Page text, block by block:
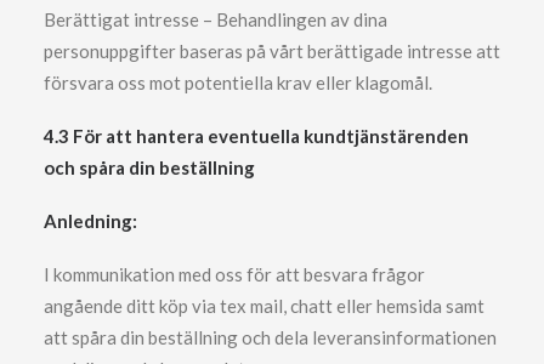
Berättigat intresse – Behandlingen av dina
personuppgifter baseras på vårt berättigade intresse att
försvara oss mot potentiella krav eller klagomål.
4.3 För att hantera eventuella kundtjänstärenden
och spåra din beställning
Anledning:
I kommunikation med oss för att besvara frågor
angående ditt köp via tex mail, chatt eller hemsida samt
att spåra din beställning och dela leveransinformationen